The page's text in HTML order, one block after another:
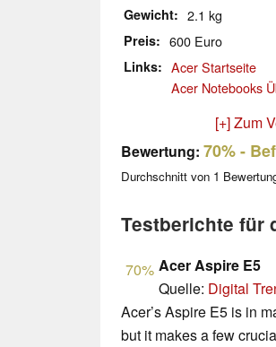
Gewicht 2.1 kg
Preis 600 Euro
Links
Acer Startseite
Acer Notebooks
[+] Zum
Bewertung: 70%-
Durchschnitt von 1
Testberichte für
70% Acer Aspire E5
Quelle: Digital
Acer’s Aspire E5 is in
but it makes a few